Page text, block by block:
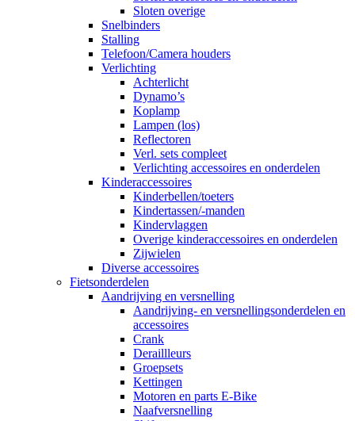
Sloten overige
Snelbinders
Stalling
Telefoon/Camera houders
Verlichting
Achterlicht
Dynamo’s
Koplamp
Lampen (los)
Reflectoren
Verl. sets compleet
Verlichting accessoires en onderdelen
Kinderaccessoires
Kinderbellen/toeters
Kindertassen/-manden
Kindervlaggen
Overige kinderaccessoires en onderdelen
Zijwielen
Diverse accessoires
Fietsonderdelen
Aandrijving en versnelling
Aandrijving- en versnellingsonderdelen en
accessoires
Crank
Deraillleurs
Groepsets
Kettingen
Motoren en parts E-Bike
Naafversnelling